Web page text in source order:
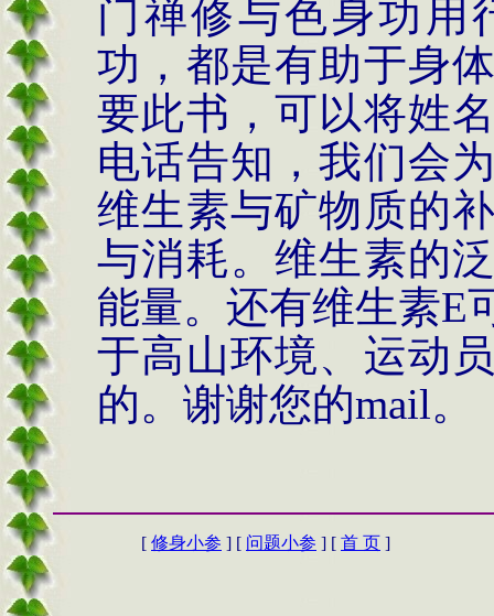
门禅修与色身功用
功，都是有助于身
要此书，可以将姓
电话告知，我们会
维生素与矿物质的
与消耗。维生素的
能量。还有维生素E
于高山环境、运动
的。谢谢您的mail。
[ 修身小参 ] [ 问题小参 ] [ 首 页 ]